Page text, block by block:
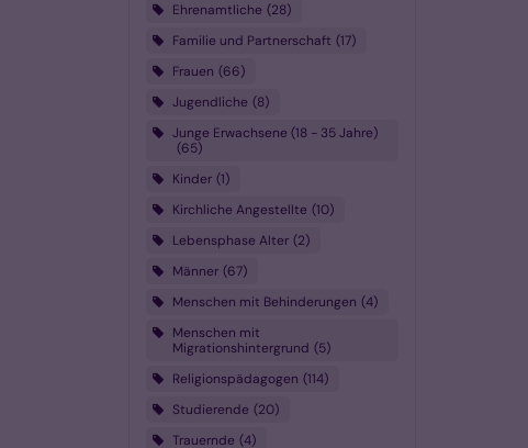
Ehrenamtliche 28
Familie und Partnerschaft 17
Frauen 66
Jugendliche 8
Junge Erwachsene (18 - 35 Jahre)
65
Kinder 1
Kirchliche Angestellte 10
Lebensphase Alter 2
Männer 67
Menschen mit Behinderungen 4
Menschen mit
Migrationshintergrund 5
Religionspädagogen 114
Studierende 20
Trauernde 4